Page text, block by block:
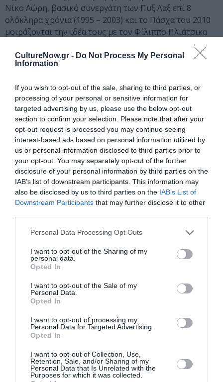
CultureNow.gr - Do Not Process My Personal
Information
If you wish to opt-out of the sale, sharing to third parties, or
processing of your personal or sensitive information for
targeted advertising by us, please use the below opt-out
section to confirm your selection. Please note that after your
opt-out request is processed you may continue seeing
interest-based ads based on personal information utilized by
us or personal information disclosed to third parties prior to
your opt-out. You may separately opt-out of the further
disclosure of your personal information by third parties on the
IAB’s list of downstream participants. This information may
also be disclosed by us to third parties on the IAB’s List of
Downstream Participants that may further disclose it to other
Personal Data Processing Opt Outs
I want to opt-out of the Sharing of my
personal data.
Opted In
I want to opt-out of the Sale of my
Personal Data.
Opted In
I want to opt-out of processing my
Personal Data for Targeted Advertising.
Opted In
I want to opt-out of Collection, Use,
Retention, Sale, and/or Sharing of my
Personal Data that Is Unrelated with the
Purposes for which it was collected.
Νίκο Λώρη, βασικό συνεργάτη των Πυξ Λαξ επί 8
ολόκληρα χρόνια (1995 – 2003) και το Πάσχα του 2010
μοιράζονται την ιδέα τους με τον Φίλιππο Πλιάτσικα
απόφαση για επανένωση των Πυξ Λαξ, για μια μουσική
επανασύνδεση για λίγες μοναδικές συναυλίες.
Στις 13 Απριλίου 2010 έφυγε από τη ζωή ο Μάνος
Ξυδούς.
Το 2011, επτά χρόνια μετά τη διάλυσή τους, οι Πυξ Λαξ
συναντιούνται ξανά με το κοινό τους, το οποίο τους
ακολουθούσε πιστά όλα τα χρόνια της απουσίας τους,
δίνοντας συναυλίες σε μεγάλες πόλεις στην Ελλάδα και
στην Κύπρο, αφιερωμένες στη μνήμη του Μάνου.
Την Τετάρτη 13 Ιουλίου του 2011 και στις 7
Σεπτεμβρίου, οι Πυξ Λαξ έγραψαν ιστορία! Με τις
μεγαλειώδεις, τις θρυλικές συναυλίες, τις μεγαλύτερες
στα ελληνικά χρονικά στο Ολυμπιακό Στάδιο της
Γνώρισαν την αποθέωση από πάνω από 75.000 και
50.000 θαυμαστές, αντίστοιχα!
Οι συναυλίες του 2011 στάθηκαν σταθμός στην πορεία
του συγκροτήματος, γιατί απέδειξαν τη διάρκειά του
παραπάνω από μια επιδραστική μπάντα, είναι η ψυχή,
το συναίσθημα, η φωνή μας. Αυτό άλλωστε νιώσαμε όσο
ανεπανάληπτες βραδιές, εκείνες τις αξέχαστες
μουσικές εμπειρίες.